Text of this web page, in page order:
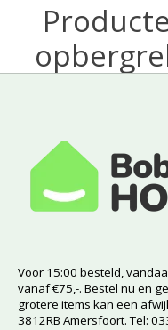
Voor 15:00 besteld,
vanaf €75,-. Bestel nu en
grotere items kan een
3812RB Amersfoort. Tel: